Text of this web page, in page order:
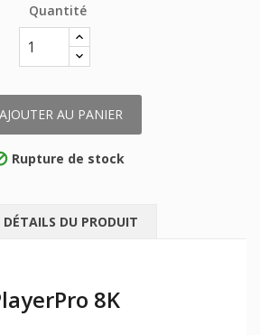
Quantité
AJOUTER AU PANIER
Rupture de stock
DÉTAILS DU PRODUIT
8K